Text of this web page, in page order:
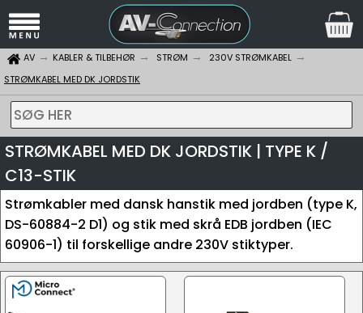
AV KABLER & TILBEHØR STRØM
230V STRØMKABEL
STRØMKABEL MED DK JORDSTIK
SØG HER
STRØMKABEL MED DK JORDSTIK | TYPE K /
C13-STIK
Strømkabler med dansk hanstik med jordben (type K,
DS-60884-2 D1) og stik med skrå EDB jordben (IEC
60906-1) til forskellige andre 230V stiktyper.